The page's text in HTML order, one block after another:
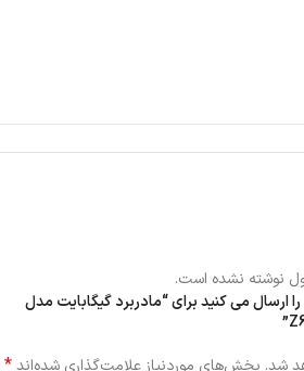
نوشته نشده است.
ارسال می کنید برای “مادربرد گیگابایت مدل
شد. بخش‌های موردنیاز علامت‌گذاری شده‌اند*